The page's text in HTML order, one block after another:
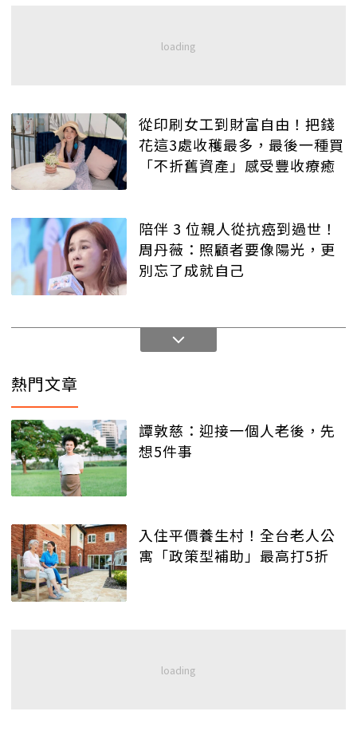
從印刷女工到財富自由！把錢
花這3處收穫最多，最後一種買
「不折舊資產」感受豐收療癒
陪伴 3 位親人從抗癌到過世！
周丹薇：照顧者要像陽光，更
別忘了成就自己
熱門文章
譚敦慈：迎接一個人老後，先
想5件事
入住平價養生村！全台老人公
寓「政策型補助」最高打5折